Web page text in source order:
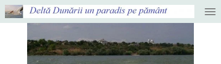
Ga
direct
hoofdinhoud